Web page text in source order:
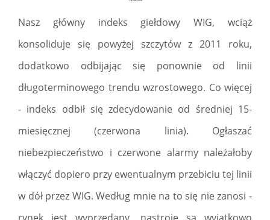
Nasz główny indeks giełdowy WIG, wciąż
konsoliduje się powyżej szczytów z 2011 roku,
dodatkowo odbijając się ponownie od linii
długoterminowego trendu wzrostowego. Co więcej
- indeks odbił się zdecydowanie od średniej 15-
miesięcznej (czerwona linia). Ogłaszać
niebezpieczeństwo i czerwone alarmy należałoby
włączyć dopiero przy ewentualnym przebiciu tej linii
w dół przez WIG. Według mnie na to się nie zanosi -